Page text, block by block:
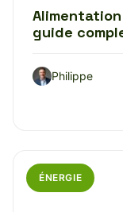
guide
Philippe
ÉNERGIE